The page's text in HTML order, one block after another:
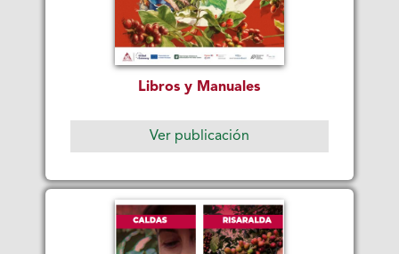
Libros y Manuales
Ver publicación